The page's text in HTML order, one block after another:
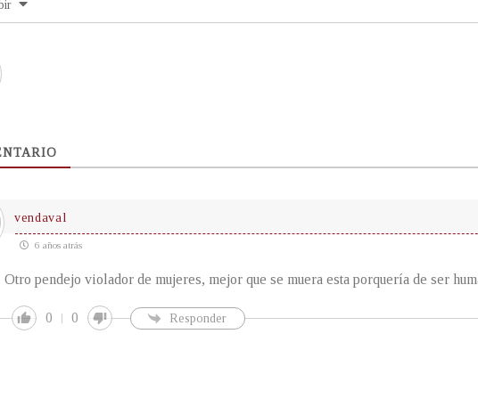
vendaval
6 años atrás
Otro pendejo violador de mujeres, mejor que se muera esta porquería de ser
0 0 Responder